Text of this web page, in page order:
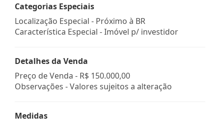
Categorias Especiais
Localização Especial - Próximo à BR
Característica Especial - Imóvel p/ investidor
Detalhes da Venda
Preço de Venda - R$ 150.000,00
Observações - Valores sujeitos a alteração
Medidas